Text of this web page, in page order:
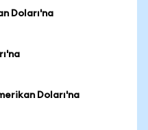
Doları'na
Doları'na